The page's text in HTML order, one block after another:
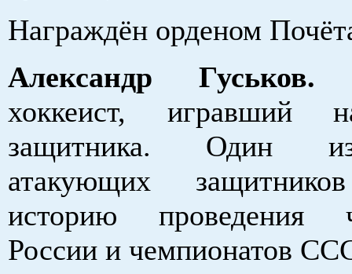
Награждён орденом
Александр Гуськов.
хоккеист, игравший
защитника. Один
атакующих
историю проведения
России и чемпионатов